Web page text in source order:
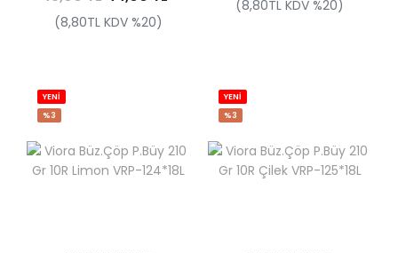
(8,80TL KDV %20)
(8,80TL KDV %20)
YENİ
%3
YENİ
%3